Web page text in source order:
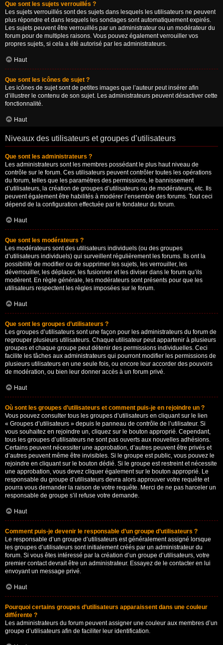
Que sont les sujets verrouillés ?
Les sujets verrouillés sont des sujets dans lesquels les utilisateurs ne peuvent
plus répondre et dans lesquels les sondages sont automatiquement expirés.
Les sujets peuvent être verrouillés par un administrateur ou un modérateur du
forum pour de multiples raisons. Vous pouvez également verrouiller vos
propres sujets, si cela a été autorisé par les administrateurs.
Haut
Que sont les icônes de sujet ?
Les icônes de sujet sont de petites images que l’auteur peut insérer afin
d’illustrer le contenu de son sujet. Les administrateurs peuvent désactiver cette
fonctionnalité.
Haut
Niveaux des utilisateurs et groupes d’utilisateurs
Que sont les administrateurs ?
Les administrateurs sont les membres possédant le plus haut niveau de
contrôle sur le forum. Ces utilisateurs peuvent contrôler toutes les opérations
du forum, telles que les paramètres des permissions, le bannissement
d’utilisateurs, la création de groupes d’utilisateurs ou de modérateurs, etc. Ils
peuvent également être habilités à modérer l’ensemble des forums. Tout ceci
dépend de la configuration effectuée par le fondateur du forum.
Haut
Que sont les modérateurs ?
Les modérateurs sont des utilisateurs individuels (ou des groupes
d’utilisateurs individuels) qui surveillent régulièrement les forums. Ils ont la
possibilité de modifier ou de supprimer les sujets, les verrouiller, les
déverrouiller, les déplacer, les fusionner et les diviser dans le forum qu’ils
modèrent. En règle générale, les modérateurs sont présents pour que les
utilisateurs respectent les règles imposées sur le forum.
Haut
Que sont les groupes d’utilisateurs ?
Les groupes d’utilisateurs sont une façon pour les administrateurs du forum de
regrouper plusieurs utilisateurs. Chaque utilisateur peut appartenir à plusieurs
groupes et chaque groupe peut détenir des permissions individuelles. Ceci
facilite les tâches aux administrateurs qui pourront modifier les permissions de
plusieurs utilisateurs en une seule fois, ou encore leur accorder des pouvoirs
de modération, ou bien leur donner accès à un forum privé.
Haut
Où sont les groupes d’utilisateurs et comment puis-je en rejoindre un ?
Vous pouvez consulter tous les groupes d’utilisateurs en cliquant sur le lien
« Groupes d’utilisateurs » depuis le panneau de contrôle de l’utilisateur. Si
vous souhaitez en rejoindre un, cliquez sur le bouton approprié. Cependant,
tous les groupes d’utilisateurs ne sont pas ouverts aux nouvelles adhésions.
Certains peuvent nécessiter une approbation, d’autres peuvent être privés et
d’autres peuvent même être invisibles. Si le groupe est public, vous pouvez le
rejoindre en cliquant sur le bouton dédié. Si le groupe est restreint et nécessite
une approbation, vous devez cliquer également sur le bouton approprié. Le
responsable du groupe d’utilisateurs devra alors approuver votre requête et
pourra vous demander la raison de votre requête. Merci de ne pas harceler un
responsable de groupe s’il refuse votre demande.
Haut
Comment puis-je devenir le responsable d’un groupe d’utilisateurs ?
Le responsable d’un groupe d’utilisateurs est généralement assigné lorsque
les groupes d’utilisateurs sont initialement créés par un administrateur du
forum. Si vous êtes intéressé par la création d’un groupe d’utilisateurs, votre
premier contact devrait être un administrateur. Essayez de le contacter en lui
envoyant un message privé.
Haut
Pourquoi certains groupes d’utilisateurs apparaissent dans une couleur
différente ?
Les administrateurs du forum peuvent assigner une couleur aux membres d’un
groupe d’utilisateurs afin de faciliter leur identification.